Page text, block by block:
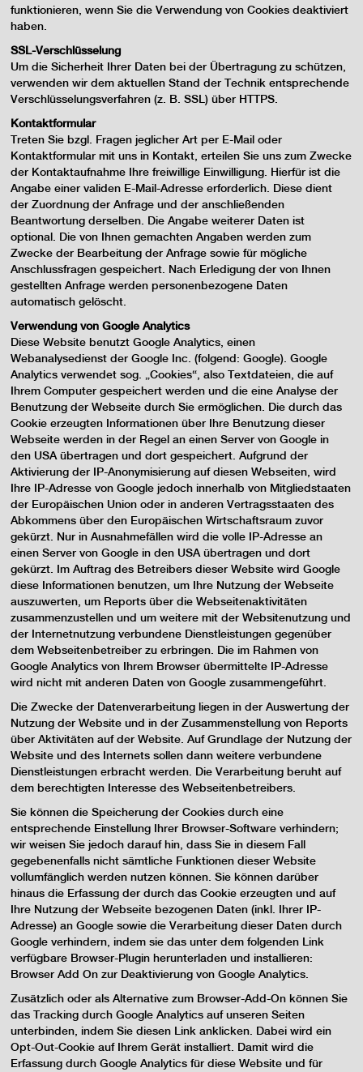
funktionieren, wenn Sie die Verwendung von Cookies deaktiviert
haben.
SSL-Verschlüsselung
Um die Sicherheit Ihrer Daten bei der Übertragung zu schützen,
verwenden wir dem aktuellen Stand der Technik entsprechende
Verschlüsselungsverfahren (z. B. SSL) über HTTPS.
Kontaktformular
Treten Sie bzgl. Fragen jeglicher Art per E-Mail oder
Kontaktformular mit uns in Kontakt, erteilen Sie uns zum Zwecke
der Kontaktaufnahme Ihre freiwillige Einwilligung. Hierfür ist die
Angabe einer validen E-Mail-Adresse erforderlich. Diese dient
der Zuordnung der Anfrage und der anschließenden
Beantwortung derselben. Die Angabe weiterer Daten ist
optional. Die von Ihnen gemachten Angaben werden zum
Zwecke der Bearbeitung der Anfrage sowie für mögliche
Anschlussfragen gespeichert. Nach Erledigung der von Ihnen
gestellten Anfrage werden personenbezogene Daten
automatisch gelöscht.
Verwendung von Google Analytics
Diese Website benutzt Google Analytics, einen
Webanalysedienst der Google Inc. (folgend: Google). Google
Analytics verwendet sog. „Cookies“, also Textdateien, die auf
Ihrem Computer gespeichert werden und die eine Analyse der
Benutzung der Webseite durch Sie ermöglichen. Die durch das
Cookie erzeugten Informationen über Ihre Benutzung dieser
Webseite werden in der Regel an einen Server von Google in
den USA übertragen und dort gespeichert. Aufgrund der
Aktivierung der IP-Anonymisierung auf diesen Webseiten, wird
Ihre IP-Adresse von Google jedoch innerhalb von Mitgliedstaaten
der Europäischen Union oder in anderen Vertragsstaaten des
Abkommens über den Europäischen Wirtschaftsraum zuvor
gekürzt. Nur in Ausnahmefällen wird die volle IP-Adresse an
einen Server von Google in den USA übertragen und dort
gekürzt. Im Auftrag des Betreibers dieser Website wird Google
diese Informationen benutzen, um Ihre Nutzung der Webseite
auszuwerten, um Reports über die Webseitenaktivitäten
zusammenzustellen und um weitere mit der Websitenutzung und
der Internetnutzung verbundene Dienstleistungen gegenüber
dem Webseitenbetreiber zu erbringen. Die im Rahmen von
Google Analytics von Ihrem Browser übermittelte IP-Adresse
wird nicht mit anderen Daten von Google zusammengeführt.
Die Zwecke der Datenverarbeitung liegen in der Auswertung der
Nutzung der Website und in der Zusammenstellung von Reports
über Aktivitäten auf der Website. Auf Grundlage der Nutzung der
Website und des Internets sollen dann weitere verbundene
Dienstleistungen erbracht werden. Die Verarbeitung beruht auf
dem berechtigten Interesse des Webseitenbetreibers.
Sie können die Speicherung der Cookies durch eine
entsprechende Einstellung Ihrer Browser-Software verhindern;
wir weisen Sie jedoch darauf hin, dass Sie in diesem Fall
gegebenenfalls nicht sämtliche Funktionen dieser Website
vollumfänglich werden nutzen können. Sie können darüber
hinaus die Erfassung der durch das Cookie erzeugten und auf
Ihre Nutzung der Webseite bezogenen Daten (inkl. Ihrer IP-
Adresse) an Google sowie die Verarbeitung dieser Daten durch
Google verhindern, indem sie das unter dem folgenden Link
verfügbare Browser-Plugin herunterladen und installieren:
Browser Add On zur Deaktivierung von Google Analytics.
Zusätzlich oder als Alternative zum Browser-Add-On können Sie
das Tracking durch Google Analytics auf unseren Seiten
unterbinden, indem Sie diesen Link anklicken. Dabei wird ein
Opt-Out-Cookie auf Ihrem Gerät installiert. Damit wird die
Erfassung durch Google Analytics für diese Website und für